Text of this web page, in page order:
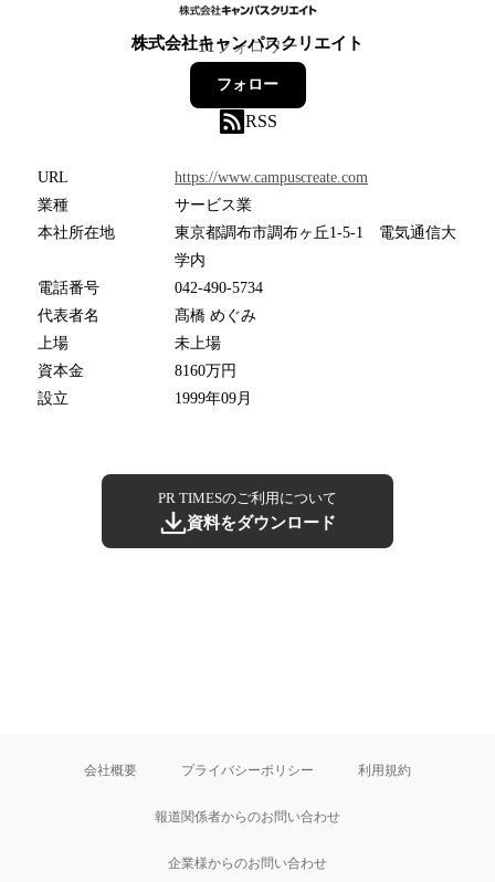
株式会社キャンパスクリエイト
11フォロワー
フォロー
RSS
URL
https://www.campuscreate.com
業種
サービス業
本社所在地
東京都調布市調布ヶ丘1-5-1 電気通信大
学内
電話番号
042-490-5734
代表者名
髙橋 めぐみ
上場
未上場
資本金
8160万円
設立
1999年09月
PR TIMESのご利用について
資料をダウンロード
会社概要 プライバシーポリシー 利用規約
報道関係者からのお問い合わせ
企業様からのお問い合わせ